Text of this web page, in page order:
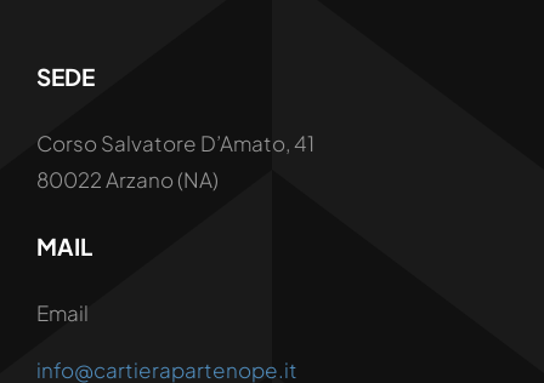
SEDE
Corso Salvatore D’Amato, 41
80022 Arzano (NA)
MAIL
Email
info@cartierapartenope.it